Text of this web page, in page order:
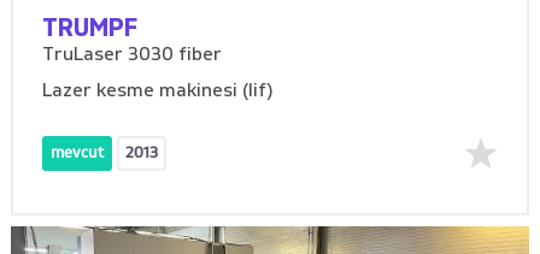
TRUMPF
TruLaser 3030 fiber
Lazer kesme makinesi (lif)
mevcut 2013